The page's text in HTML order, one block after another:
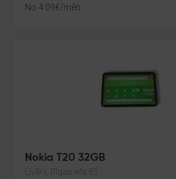
No 4.09€/mēn.
Nokia T20 32GB
Līvāni, Rīgas iela 85